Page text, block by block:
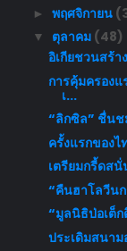
► พฤศจิกายน
▼ ตุลาคม (48)
อิเกียชวนสร้า
การคุ้มครอง
เ...
“ลิกซิล” ชื่นช
ครั้งแรกของไ
เตรียมกรี้ดส
“คืนฮาโลวีน
“มูลนิธิป่อเต็ก
ประเดิมสนา